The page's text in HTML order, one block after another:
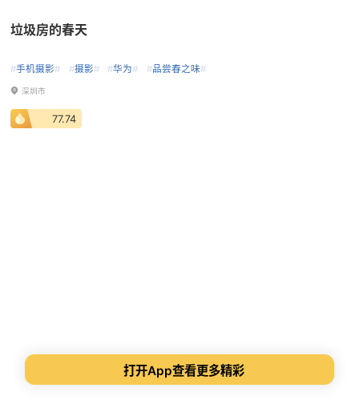
垃圾房的春天
#手机摄影# #摄影# #华为# #品尝春之味#
深圳市
77.74
打开App查看更多精彩